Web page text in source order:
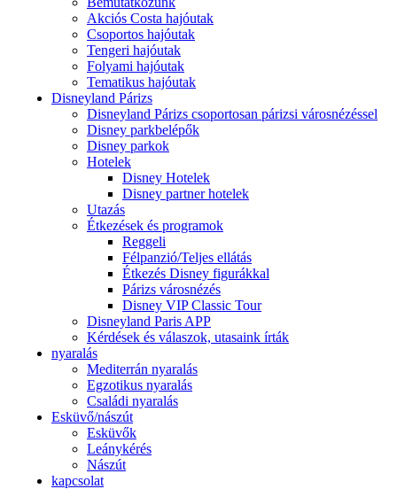
Akciós Costa hajóutak
Csoportos hajóutak
Tengeri hajóutak
Folyami hajóutak
Tematikus hajóutak
Disneyland Párizs
Disneyland Párizs csoportosan párizsi városnézéssel
Disney parkbelépők
Disney parkok
Hotelek
Disney Hotelek
Disney partner hotelek
Utazás
Étkezések és programok
Reggeli
Félpanzió/Teljes ellátás
Étkezés Disney figurákkal
Párizs városnézés
Disney VIP Classic Tour
Disneyland Paris APP
Kérdések és válaszok, utasaink írták
nyaralás
Mediterrán nyaralás
Egzotikus nyaralás
Családi nyaralás
Esküvő/nászút
Esküvők
Leánykérés
Nászút
kapcsolat